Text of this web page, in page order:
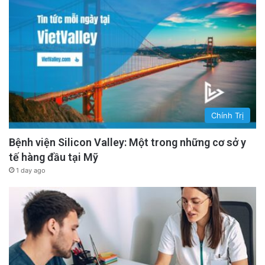
advertisement
Giống chó nào có loại lông tốt nhất?
Chính Trị
Bệnh viện Silicon Valley: Một trong những cơ sở y
tế hàng đầu tại Mỹ
1 day ago